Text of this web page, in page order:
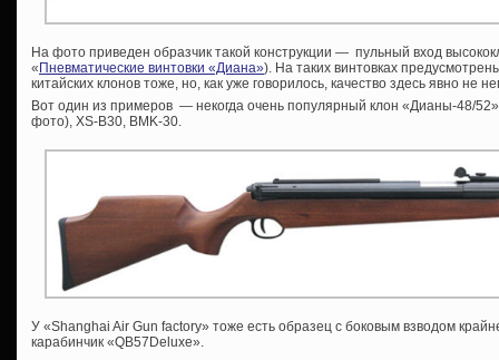
На фото приведен образчик такой конструкции — пульный вход
« Пневматические винтовки «Диана»). На таких винтовках
китайских клонов тоже, но, как уже говорилось, качество здесь явно не
Вот один из примеров — некогда очень популярный клон «Дианы-48/
фото), XS-B30, BMK-30.
У «Shanghai Air Gun factory» тоже есть образец с боковым взводом
карабинчик «QB57Deluxe».